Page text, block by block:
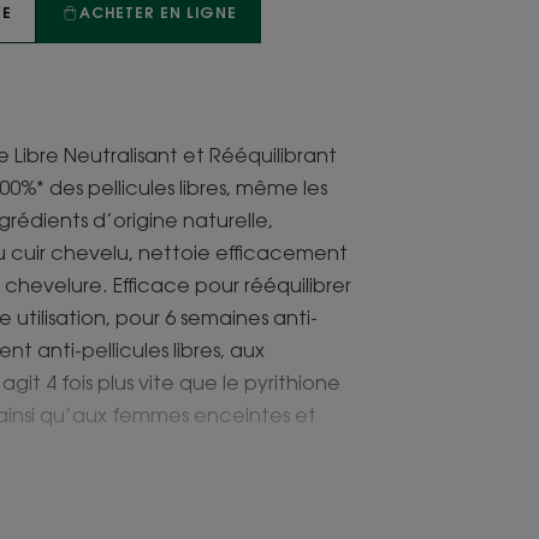
ACHETER EN LIGNE
Libre Neutralisant et Rééquilibrant
des pellicules libres, même les
d’origine naturelle,
cuir chevelu, nettoie efficacement
Efficace pour rééquilibrer
utilisation, pour 6 semaines anti-
anti-pellicules libres, aux
4 fois plus vite que le pyrithione
qu’aux femmes enceintes et